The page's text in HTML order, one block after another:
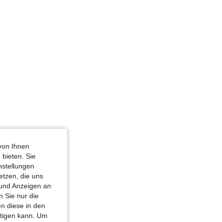
Ihnen
bieten. Sie
die uns
Anzeigen an
Sie nur die
diese in den
kann. Um